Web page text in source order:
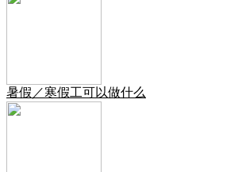
暑假／寒假工可以做什么